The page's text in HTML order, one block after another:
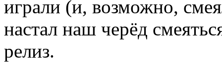
играли (и, возможно,
настал наш черёд
релиз.